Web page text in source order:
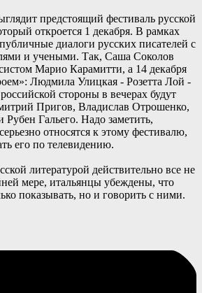
предстоящий фестиваль русской
откроется 1 декабря. В рамках
диалоги русских писателей с
и учеными. Так, Саша Соколов
Марио Карамитти, а 14 декабря
Людмила Улицкая - Розетта Лой -
стороны в вечерах будут
Пригов, Владислав Отрошенко,
Гальего. Надо заметить,
относятся к этому фестивалю,
его по телевидению.
литературой действительно все не
мере, итальянцы убеждены, что
показывать, но и говорить с ними.